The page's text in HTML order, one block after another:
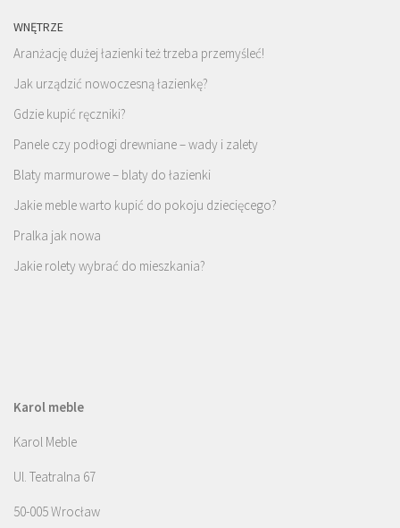
WNĘTRZE
Aranżację dużej łazienki też trzeba przemyśleć!
Jak urządzić nowoczesną łazienkę?
Gdzie kupić ręczniki?
Panele czy podłogi drewniane – wady i zalety
Blaty marmurowe – blaty do łazienki
Jakie meble warto kupić do pokoju dziecięcego?
Pralka jak nowa
Jakie rolety wybrać do mieszkania?
Karol meble
Karol Meble
Ul. Teatralna 67
50-005 Wrocław